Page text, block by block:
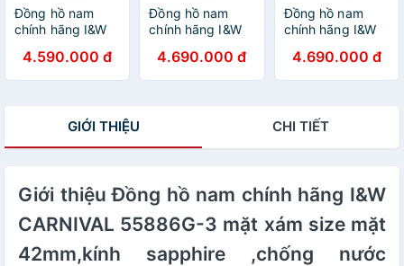
Đồng hồ nam
chính hãng I&W
S3 Hàng mới
fullbox ,Kính
nước 100m,BH
4.590.000 đ
Đồng hồ nam
chính hãng I&W
Hàng mới fullbox
,Kính chống
4.690.000 đ
Đồng hồ nam
chính hãng I&W
Hàng mới fullbox
,Kính chống
24 tháng,Máy Cơ
4.690.000 đ
GIỚI THIỆU CHI TIẾT
Giới thiệu Đồng hồ nam chính hãng I&W
CARNIVAL 55886G-3 mặt xám size mặt
42mm,kính sapphire ,chống nước